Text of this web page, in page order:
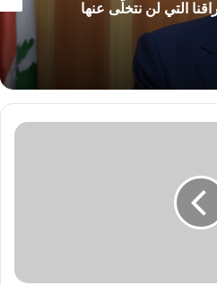
التي لن نتخلّى عنها